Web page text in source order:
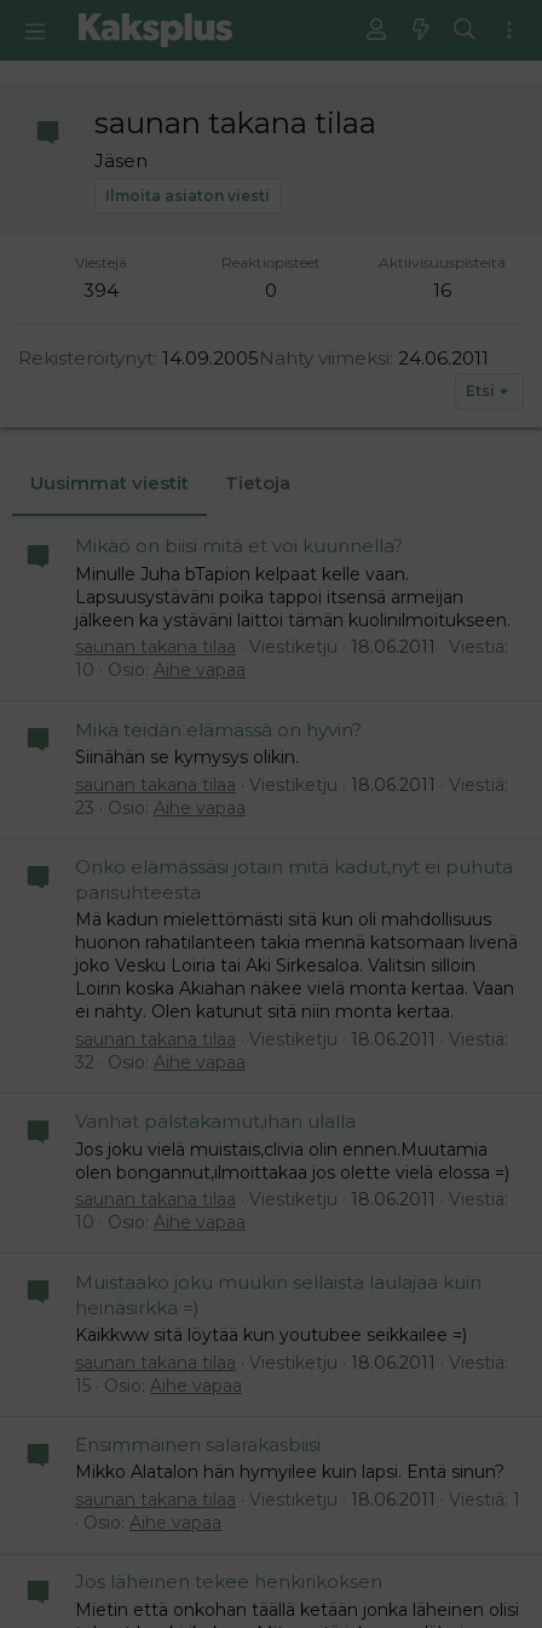
Ilmoita asiaton viesti
saunan takana tilaa
Jäsen
Viestejä
394
Reaktiopisteet
0
Aktiivisuuspisteitä
16
Rekisteröitynyt 14.09.2005Nähty viimeksi 24.06.2011
Etsi
Uusimmat viestit Tietoja
Mikäö on biisi mitä et voi kuunnella?
Minulle Juha bTapion kelpaat kelle vaan.
Lapsuusystäväni poika tappoi itsensä armeijan
jälkeen ka ystäväni laittoi tämän kuolinilmoitukseen.
saunan takana tilaa
Viestiketju 18.06.2011
Viestiä:
10
Osio: Aihe vapaa
Mikä teidän elämässä on hyvin?
Siinähän se kymysys olikin.
saunan takana tilaa
Viestiketju 18.06.2011
Viestiä:
23
Osio: Aihe vapaa
Onko elämässäsi jotain mitä kadut,nyt ei puhuta
parisuhteesta
Mä kadun mielettömästi sitä kun oli mahdollisuus
huonon rahatilanteen takia mennä katsomaan livenä
joko Vesku Loiria tai Aki Sirkesaloa. Valitsin silloin
Loirin koska Akiahan näkee vielä monta kertaa. Vaan
ei nähty. Olen katunut sitä niin monta kertaa.
saunan takana tilaa
Viestiketju 18.06.2011
Viestiä:
32
Osio: Aihe vapaa
Vanhat palstakamut,ihan ulalla
Jos joku vielä muistais,clivia olin ennen.Muutamia
olen bongannut,ilmoittakaa jos olette vielä elossa =)
saunan takana tilaa
Viestiketju 18.06.2011
Viestiä:
10
Osio: Aihe vapaa
Muistaako joku muukin sellaista laulajaa kuin
heinäsirkka =)
Kaikkww sitä löytää kun youtubee seikkailee =)
saunan takana tilaa
Viestiketju 18.06.2011
Viestiä:
15
Osio: Aihe vapaa
Ensimmäinen salarakasbiisi
Mikko Alatalon hän hymyilee kuin lapsi. Entä sinun?
saunan takana tilaa
Viestiketju 18.06.2011
Viestiä: 1
Osio: Aihe vapaa
Jos läheinen tekee henkirikoksen
Mietin että onkohan täällä ketään jonka läheinen olisi